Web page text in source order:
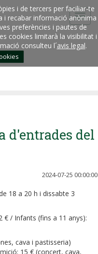
i de tercers per faciliar-te
i recabar informació anònima
preferències i pautes de
cookies limitarà la visibilitat i
consulteu l´avis legal.
d'entrades del
2024-07-25 00:00:00
18 a 20 h i dissabte 3
€ / Infants (fins a 11 anys):
cava i pastisseria)
15 € (concert, cava,